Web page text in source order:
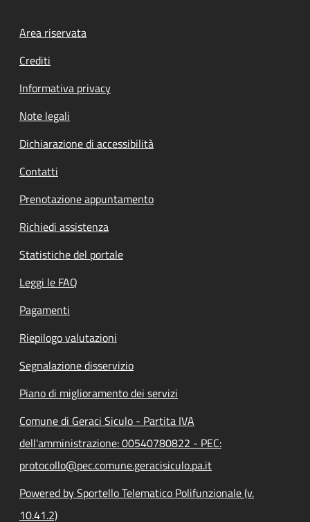
Footer menu
Area riservata
Crediti
Informativa privacy
Note legali
Dichiarazione di accessibilità
Contatti
Prenotazione appuntamento
Richiedi assistenza
Statistiche del portale
Leggi le FAQ
Pagamenti
Riepilogo valutazioni
Segnalazione disservizio
Piano di miglioramento dei servizi
Comune di Geraci Siculo - Partita IVA
dell'amministrazione: 00540780822 - PEC:
protocollo@pec.comune.geracisiculo.pa.it
Powered by Sportello Telematico Polifunzionale (v.
10.41.2)